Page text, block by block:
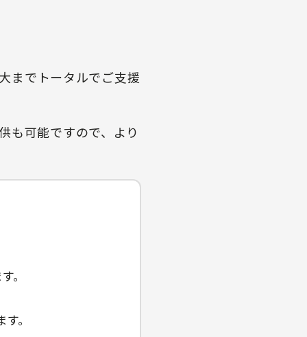
までトータルでご支援
も可能ですので、より
。
。